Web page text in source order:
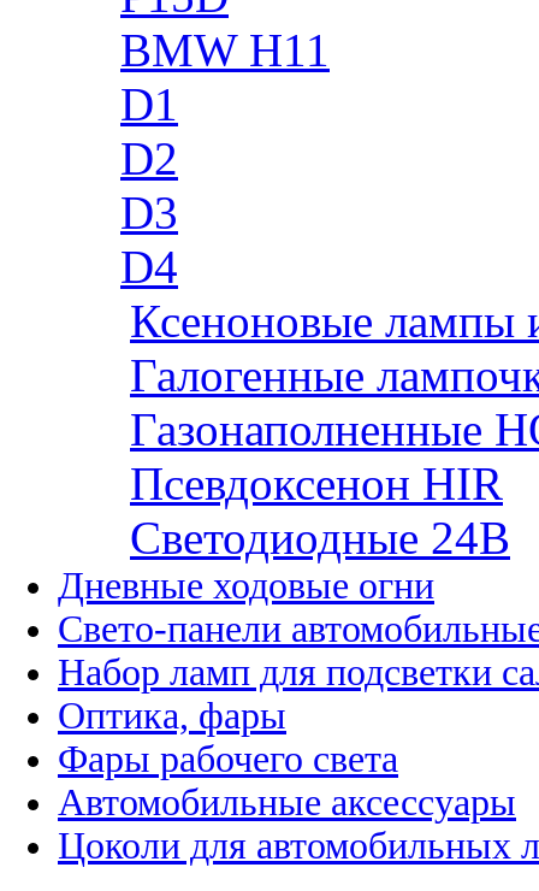
BMW H11
D1
D2
D3
D4
Ксеноновые лампы
Галогенные
Газонаполненные
Псевдоксенон HIR
Cветодиодные 24B
Дневные ходовые огни
Свето-панели
Набор ламп для подсветки
Оптика, фары
Фары рабочего света
Автомобильные аксессуары
Цоколи для автомобильных